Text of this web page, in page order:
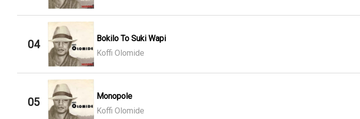
04
Bokilo To Suki Wapi
Koffi Olomide
05
Monopole
Koffi Olomide